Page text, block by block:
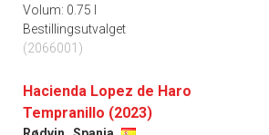
Volum: 0.75 l
Bestillingsutvalget
(2066001)
Hacienda Lopez de Haro
Tempranillo (2023)